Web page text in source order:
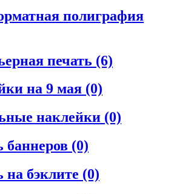
полиграфия
печать (6)
на 9 мая (0)
наклейки (0)
баннеров (0)
на бэклите (0)